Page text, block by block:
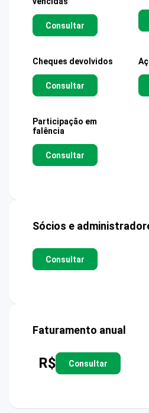
Consultar
Cheques devolvidos
Consultar
Participação em
falência
Consultar
Sócios e
Consultar
Faturamento anual
R$ Consultar